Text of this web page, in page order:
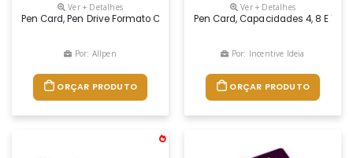
Ver + Detalhes
Pen Card, Pen Drive Formato Cartão Medindo, 5,3x8,4cm, Com
Por: Allpen
ORÇAR PRODUTO
Ver + Detalhes
Pen Card, Capacidades 4, 8 E 16
Por: Incentive Ideia
ORÇAR PRODUTO